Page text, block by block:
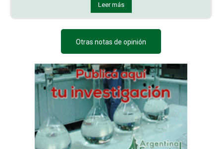
Leer más
Otras notas de opinión